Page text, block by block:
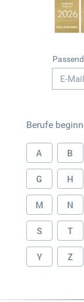
Berufe
A B
G H
M N
S T
Y Z